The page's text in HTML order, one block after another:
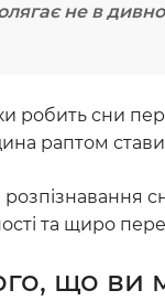
не в
робить сни
раптом
та щиро
що ви